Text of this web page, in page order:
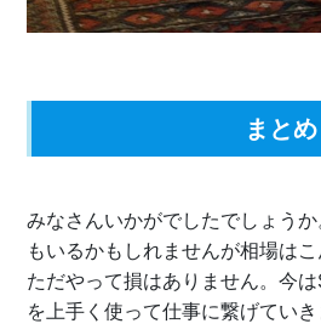
まとめ
みなさんいかがでしたでしょう
もいるかもしれませんが相場はこ
ただやって損はありません。今
を上手く使って仕事に繋げていき